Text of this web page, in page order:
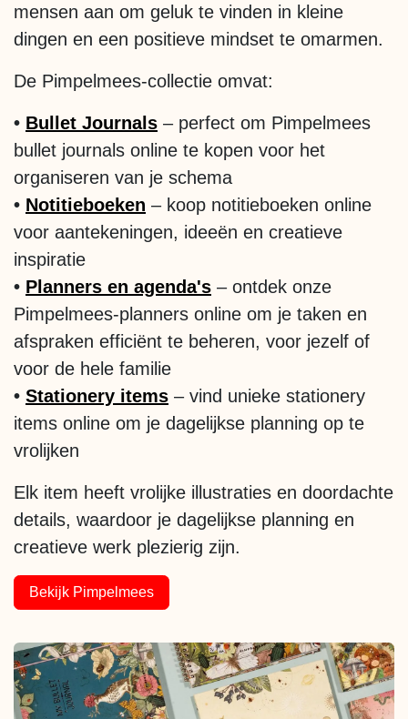
mensen aan om geluk te vinden in kleine
dingen en een positieve mindset te omarmen.
De Pimpelmees-collectie omvat:
• Bullet Journals – perfect om Pimpelmees
bullet journals online te kopen voor het
organiseren van je schema
• Notitieboeken – koop notitieboeken online
voor aantekeningen, ideeën en creatieve
inspiratie
• Plan​ners en agenda's – ontdek onze
Pimpelmees-planners online om je taken en
afspraken efficiënt te beheren, voor jezelf of
voor de hele familie
• Stationery items – vind unieke stationery
items online om je dagelijkse planning op te
vrolijken
Elk item heeft vrolijke illustraties en doordachte
details, waardoor je dagelijkse planning en
creatieve werk plezierig zijn.​
Bekijk Pimpelmees